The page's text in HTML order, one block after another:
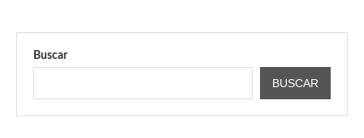
Buscar
BUSCAR